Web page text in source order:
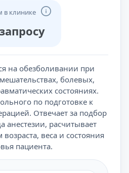
в клинике
на обезболивании при
болевых,
состояниях.
по подготовке к
Отвечает за подбор
анестезии, расчитывает
веса и состояния
пациента.